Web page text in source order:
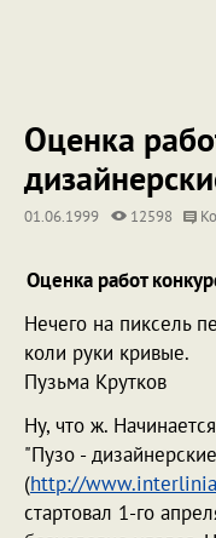
Оценка
01.06.1999 12598
Оценка работ
Нечего на пиксель
коли руки кривые.
Пузьма Крутков
Ну, что ж.
"Пузо -
(http://
стартовал 1-го